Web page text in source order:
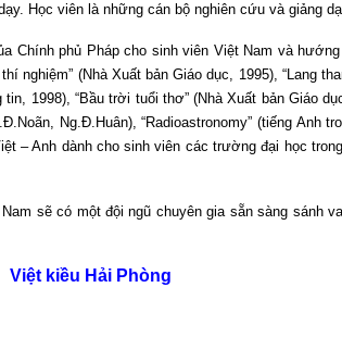
Học viên là những cán bộ nghiên cứu và giảng
Chính phủ Pháp cho sinh viên Việt Nam và
(Nhà Xuất bản Giáo dục, 1995), “Lang
1998), “Bầu trời tuổi thơ” (Nhà Xuất bản Giáo
Ng.Đ.Huân), “Radioastronomy” (tiếng Anh
– Anh dành cho sinh viên các trường đại học
sẽ có một đội ngũ chuyên gia sẵn sàng sánh
Việt kiều Hải Phòng